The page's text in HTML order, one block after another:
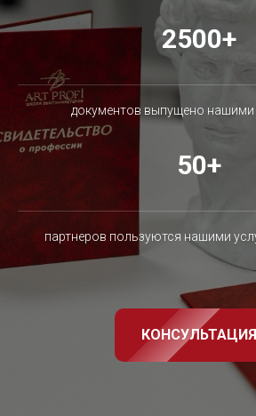
2500+
документов выпущено нашими
50+
партнеров пользуются нашими
КОНСУЛЬТАЦИЯ